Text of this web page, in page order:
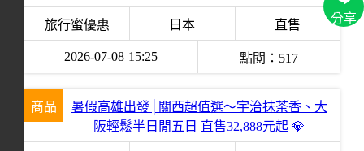
旅行蜜優惠 日本 直售
2026-07-08 15:25 點閱： 517
商品
暑假高雄出發│關西超值選～宇治抹茶香、大
阪輕鬆半日閒五日 直售32,888元起 💎
分享